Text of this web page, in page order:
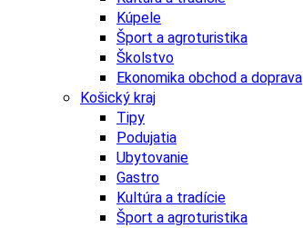
Kúpele
Šport a agroturistika
Školstvo
Ekonomika obchod a doprava
Košický kraj
Tipy
Podujatia
Ubytovanie
Gastro
Kultúra a tradície
Šport a agroturistika